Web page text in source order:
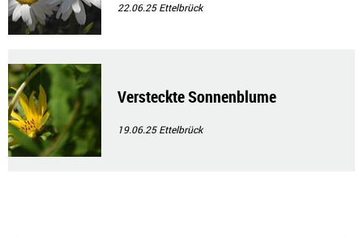
22.06.25Ettelbrück
Versteckte Sonnenblume
19.06.25Ettelbrück